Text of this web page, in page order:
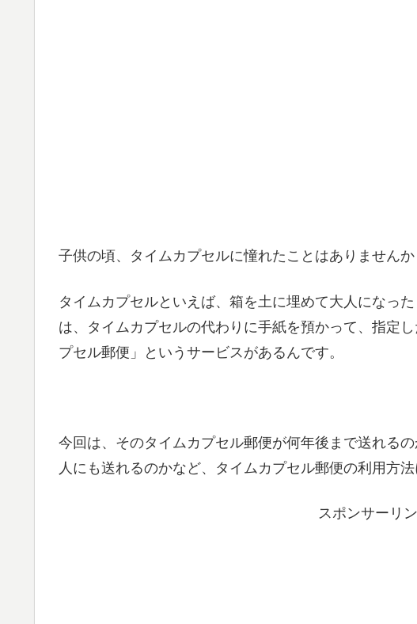
子供の頃、タイムカプセルに憧れたことはありませんか
タイムカプセルといえば、箱を土に埋めて大人になっ
は、タイムカプセルの代わりに手紙を預かって、指定
プセル郵便」というサービスがあるんです。
今回は、そのタイムカプセル郵便が何年後まで送れる
人にも送れるのかなど、タイムカプセル郵便の利用方法
スポンサーリ